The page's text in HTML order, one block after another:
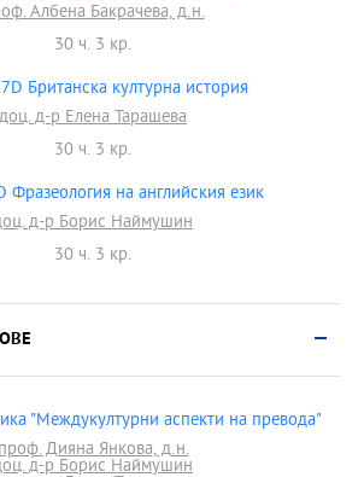
Албена Бакрачева, д.н.
30 ч. 3 кр.
Британска културна история
доц. д-р Елена Тарашева
30 ч. 3 кр.
Фразеология на английския език
д-р Борис Наймушин
30 ч. 3 кр.
"Междукултурни аспекти на превода"
Дияна Янкова, д.н.
д-р Борис Наймушин